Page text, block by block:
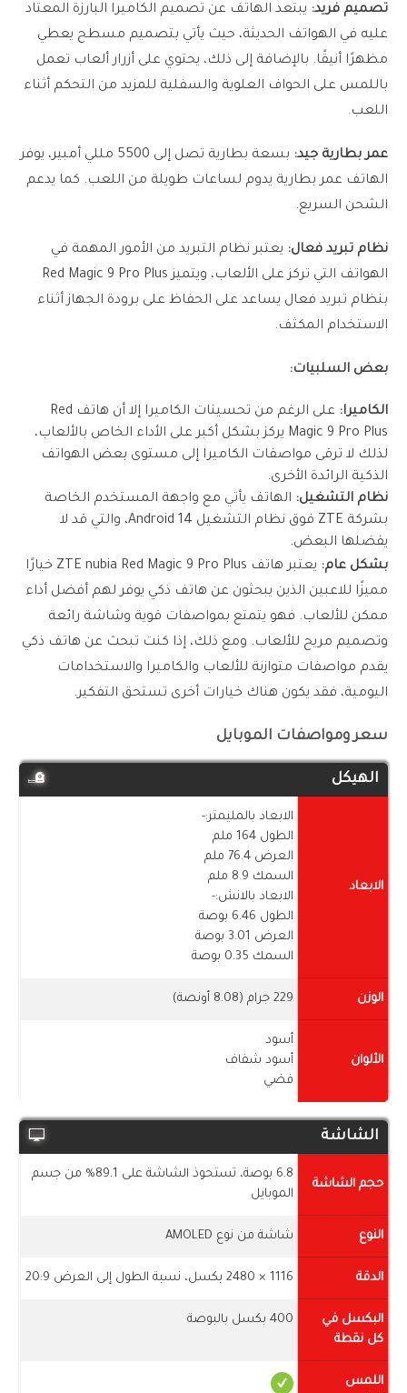
تصميم فريد: يبتعد الهاتف عن تصميم الكاميرا البارزة المعتاد
عليه في الهواتف الحديثة، حيث يأتي بتصميم مسطح يعطي
مظهرًا أنيقًا. بالإضافة إلى ذلك، يحتوي على أزرار ألعاب تعمل
باللمس على الحواف العلوية والسفلية للمزيد من التحكم أثناء
اللعب.
عمر بطارية جيد:
بسعة بطارية تصل إلى 5500 مللي أمبير، يوفر
الهاتف عمر بطارية يدوم لساعات طويلة من اللعب. كما يدعم
الشحن السريع.
نظام تبريد فعال: يعتبر نظام التبريد من الأمور المهمة في
الهواتف التي تركز على الألعاب، ويتميز Red Magic 9 Pro Plus
بنظام تبريد فعال يساعد على الحفاظ على برودة الجهاز أثناء
الاستخدام المكثف.
بعض السلبيات:
الكاميرا:
على الرغم من تحسينات الكاميرا إلا أن هاتف Red
Magic 9 Pro Plus يركز بشكل أكبر على الأداء الخاص بالألعاب،
لذلك لا ترقى مواصفات الكاميرا إلى مستوى بعض الهواتف
الذكية الرائدة الأخرى.
نظام التشغيل: الهاتف يأتي مع واجهة المستخدم الخاصة
بشركة ZTE فوق نظام التشغيل Android 14، والتي قد لا
يفضلها البعض.
بشكل عام:
يعتبر هاتف ZTE nubia Red Magic 9 Pro Plus خيارًا
مميزًا للاعبين الذين يبحثون عن هاتف ذكي يوفر لهم أفضل أداء
ممكن للألعاب. فهو يتمتع بمواصفات قوية وشاشة رائعة
وتصميم مريح للألعاب. ومع ذلك، إذا كنت تبحث عن هاتف ذكي
يقدم مواصفات متوازنة للألعاب والكاميرا والاستخدامات
اليومية، فقد يكون هناك خيارات أخرى تستحق التفكير.
سعر ومواصفات الموبايل
الهيكل
الابعاد
الابعاد بالمليمتر:-
الطول 164 ملم
العرض 76.4 ملم
السمك 8.9 ملم
الابعاد بالانش:-
الطول 6.46 بوصة
العرض 3.01 بوصة
السمك 0.35 بوصة
الوزن 229 جرام (8.08 أونصة)
الألوان
أسود
أسود شفاف
فضي
الشاشة
حجم الشاشة
6.8 بوصة، تستحوذ الشاشة على 89.1% من جسم
الموبايل
النوع شاشة من نوع AMOLED
الدقة 1116 × 2480 بكسل، نسبة الطول إلى العرض 20:9
البكسل في
كل نقطة
400 بكسل بالبوصة
اللمس